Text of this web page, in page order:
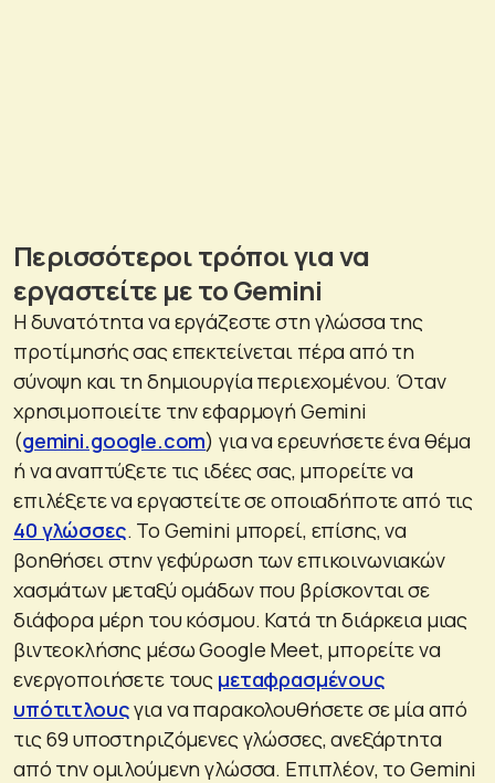
Περισσότεροι τρόποι για να
εργαστείτε με τοGemini
Η δυνατότητα να εργάζεστε στη γλώσσα της
προτίμησής σας επεκτείνεται πέρα από τη
σύνοψη και τη δημιουργία περιεχομένου. Όταν
χρησιμοποιείτε την εφαρμογή Gemini
(gemini.google.com) για να ερευνήσετε ένα θέμα
ή να αναπτύξετε τις ιδέες σας, μπορείτε να
επιλέξετε να εργαστείτε σε οποιαδήποτε από τις
40 γλώσσες. Το Gemini μπορεί, επίσης, να
βοηθήσει στην γεφύρωση των επικοινωνιακών
χασμάτων μεταξύ ομάδων που βρίσκονται σε
διάφορα μέρη του κόσμου. Κατά τη διάρκεια μιας
βιντεοκλήσης μέσω Google Meet, μπορείτε να
ενεργοποιήσετε τους μεταφρασμένους
υπότιτλουςγια να παρακολουθήσετε σε μία από
τις 69 υποστηριζόμενες γλώσσες, ανεξάρτητα
από την ομιλούμενη γλώσσα. Επιπλέον, το Gemini